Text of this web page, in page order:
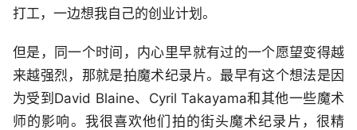
打工，一边想我自己的创业计划。
但是，同一个时间，内心里早就有过的一个愿望变得越
来越强烈，那就是拍魔术纪录片。最早有这个想法是因
为受到David Blaine、Cyril Takayama和其他一些魔术
师的影响。我很喜欢他们拍的街头魔术纪录片，很精